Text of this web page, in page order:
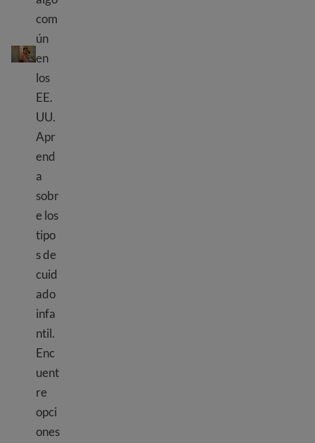
Opciones de cuidado de niños
com
ún
en
los
EE.
UU.
Apr
end
a
sobr
e los
tipo
s de
cuid
ado
infa
ntil.
Enc
uent
re
opci
ones